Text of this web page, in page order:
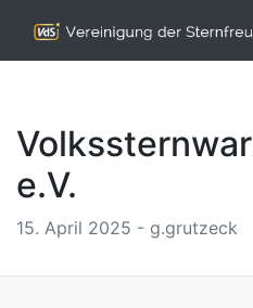
e.V.
15. April 2025 - g.grutzeck